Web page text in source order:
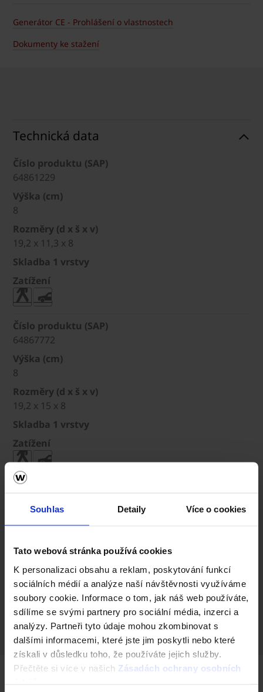
Souhlas Detaily Více o cookies
Tato webová stránka používá cookies
K personalizaci obsahu a reklam, poskytování funkcí
sociálních médií a analýze naší návštěvnosti využíváme
soubory cookie. Informace o tom, jak náš web používáte,
sdílíme se svými partnery pro sociální média, inzerci a
analýzy. Partneři tyto údaje mohou zkombinovat s
dalšími informacemi, které jste jim poskytli nebo které
získali v důsledku toho, že používáte jejich služby.
Přečtěte si více v našich Zásadách ochrany osobních
Generátor CE - Prohlášení o vlastnostech
Dokumenty ke stažení
Technická data
Číslo produktu (SAP)
64861229
Výška (cm)
8
Rozměry (d x š x v)
19,2 x 11,3 x 8
Skladba 1 vrstvy
Zatížení
Číslo produktu (SAP)
64867772
Výška (cm)
8
Rozměry (d x š x v)
19,2 x 15 x 8
Skladba 1 vrstvy
Zatížení
Číslo produktu (SAP)
Rozměry (d x š x v)
19,2 x 22,6 x 8
Skladba 1 vrstvy
Zatížení